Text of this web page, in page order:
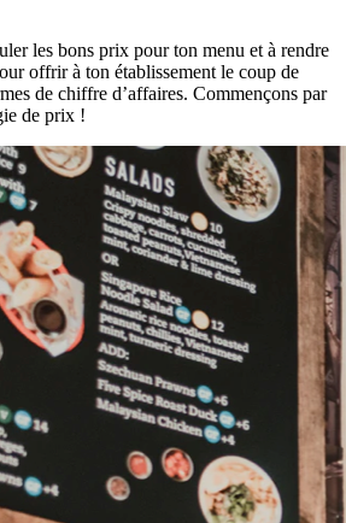
les bons prix pour ton menu et à rendre
offrir à ton établissement le coup de
de chiffre d’affaires. Commençons par
de prix !